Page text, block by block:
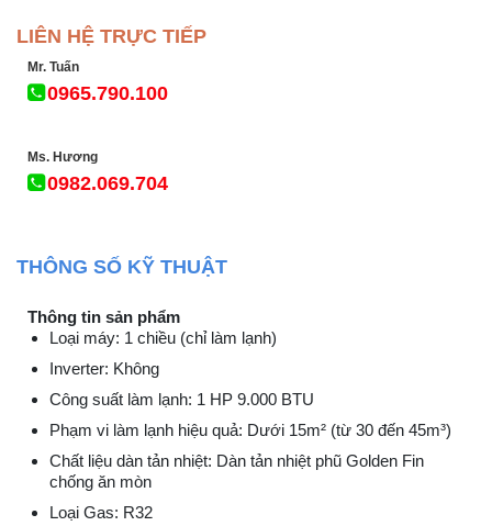
LIÊN HỆ TRỰC TIẾP
Mr. Tuấn
0965.790.100
Ms. Hương
0982.069.704
THÔNG SỐ KỸ THUẬT
Thông tin sản phẩm
Loại máy: 1 chiều (chỉ làm lạnh)
Inverter: Không
Công suất làm lạnh: 1 HP 9.000 BTU
Phạm vi làm lạnh hiệu quả: Dưới 15m² (từ 30 đến 45m³)
Chất liệu dàn tản nhiệt: Dàn tản nhiệt phũ Golden Fin
chống ăn mòn
Loại Gas: R32